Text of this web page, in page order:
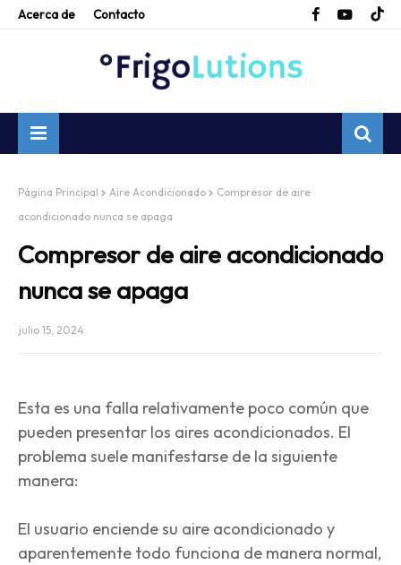
Acerca de Contacto
Página Principal Aire Acondicionado
Compresor de aire
acondicionado nunca se apaga
Compresor de aire acondicionado
nunca se apaga
julio 15, 2024
Esta es una falla relativamente poco común que
pueden presentar los aires acondicionados. El
problema suele manifestarse de la siguiente
manera:
El usuario enciende su aire acondicionado y
aparentemente todo funciona de manera normal,